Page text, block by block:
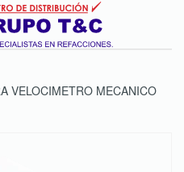
VELOCIMETRO MECANICO